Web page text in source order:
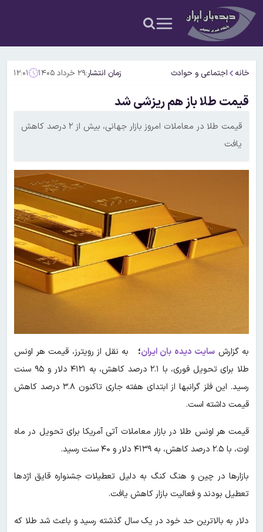
خانه اجتماعی و حوادث زمان انتشار:۲۹ خرداد ۱۴۰۵ ۱۲:۰۱
قیمت طلا باز هم ریزشی شد
قیمت طلا در معاملات امروز بازار جهانی، بیش از ۲ درصد کاهش
یافت
به گزارش سایت دیده بان ایران؛
به نقل از رویترز، قیمت هر اونس
طلا برای تحویل فوری، با ۲.۱ درصد کاهش، به ۴۱۲۱ دلار و ۹۵ سنت
رسید. این فلز گرانبها از ابتدای هفته جاری تاکنون ۳.۸ درصد کاهش
قیمت داشته است.
قیمت هر اونس طلا در بازار معاملات آتی آمریکا برای تحویل در ماه
اوت، با ۲.۵ درصد کاهش، به ۴۱۳۹ دلار و ۴۰ سنت رسید.
بازارها در چین و هنگ کنگ به دلیل تعطیلات جشنواره قایق اژدها
تعطیل بودند و فعالیت بازار کاهش یافت.
دلار به بالاترین حد خود در یک سال گذشته رسید و باعث شد طلا که